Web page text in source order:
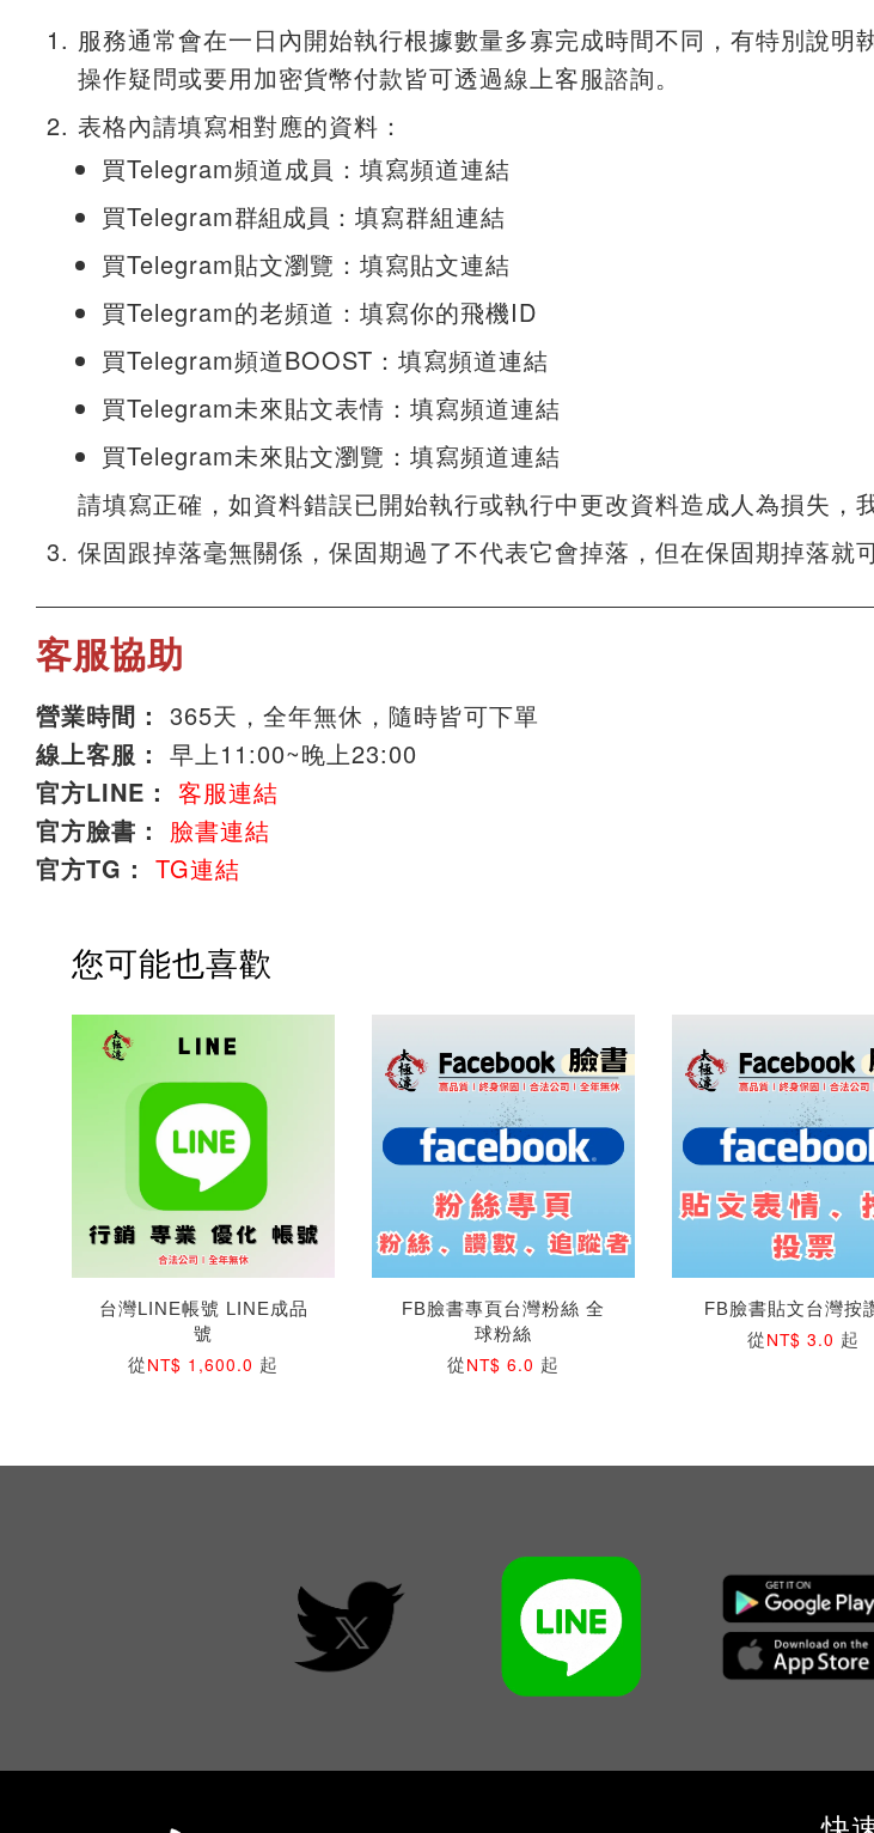
服務通常會在一日內開始執行根據數量多寡完成時間不同，有特別說
操作疑問或要用加密貨幣付款皆可透過線上客服諮詢。
表格內請填寫相對應的資料：
買Telegram頻道成員：填寫頻道連結
買Telegram群組成員 ：填寫群組連結
買Telegram貼文瀏覽：填寫貼文連結
買Telegram的老頻道：填寫你的飛機ID
買Telegram頻道BOOST：填寫頻道連結
買Telegram未來貼文表情：填寫頻道連結
買Telegram未來貼文瀏覽：填寫頻道連結
請填寫正確，如資料錯誤已開始執行或執行中更改資料造成人為損失，
保固跟掉落毫無關係，保固期過了不代表它會掉落，但在保固期掉落就
客服協助
營業時間： 365天，全年無休，隨時皆可下單
線上客服： 早上11:00~晚上23:00
官方LINE： 客服連結
官方臉書： 臉書連結
官方TG： TG連結
您可能也喜歡
台灣LINE帳號 LINE成品
號
從NT$ 1,600.0 起
FB臉書專頁台灣粉絲 全
球粉絲
從NT$ 6.0 起
FB臉書貼文台灣按
從NT$ 3.0 起